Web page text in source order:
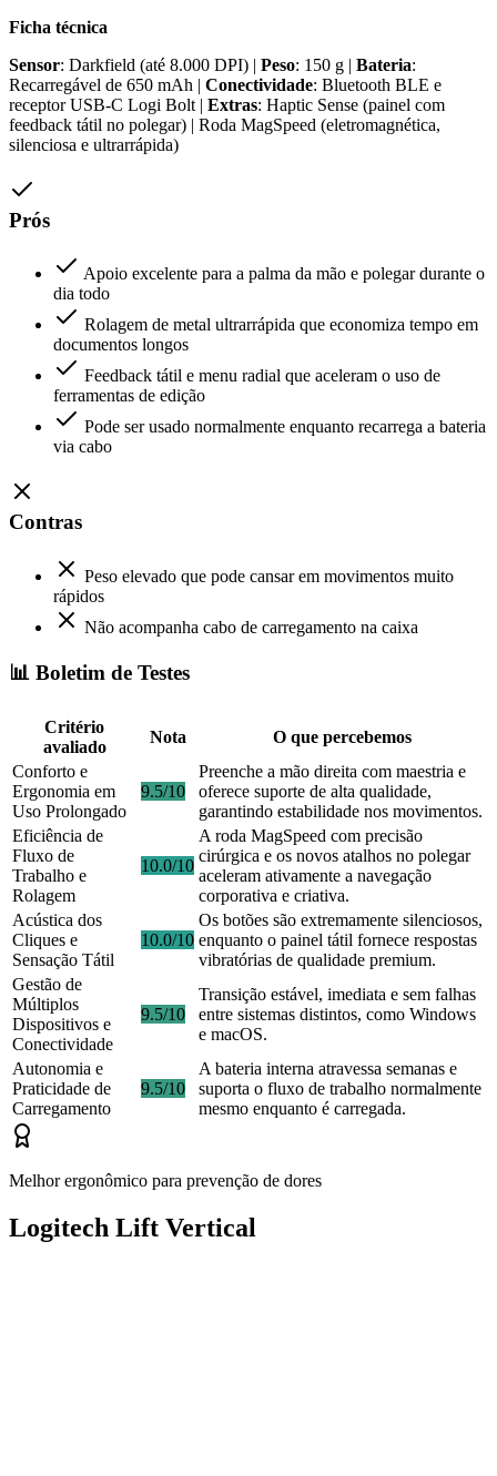
Ficha técnica
Sensor: Darkfield (até 8.000 DPI) | Peso: 150 g | Bateria:
Recarregável de 650 mAh | Conectividade: Bluetooth BLE e
receptor USB-C Logi Bolt | Extras: Haptic Sense (painel com
feedback tátil no polegar) | Roda MagSpeed (eletromagnética,
silenciosa e ultrarrápida)
Prós
Apoio excelente para a palma da mão e polegar durante o
dia todo
Rolagem de metal ultrarrápida que economiza tempo em
documentos longos
Feedback tátil e menu radial que aceleram o uso de
ferramentas de edição
Pode ser usado normalmente enquanto recarrega a bateria
via cabo
Contras
Peso elevado que pode cansar em movimentos muito
rápidos
Não acompanha cabo de carregamento na caixa
📊 Boletim de Testes
Critério
avaliado
Nota
O que percebemos
Conforto e
Ergonomia em
Uso Prolongado
9.5/10
Preenche a mão direita com maestria e
oferece suporte de alta qualidade,
garantindo estabilidade nos movimentos.
Eficiência de
Fluxo de
Trabalho e
Rolagem
10.0/10
A roda MagSpeed com precisão
cirúrgica e os novos atalhos no polegar
aceleram ativamente a navegação
corporativa e criativa.
Acústica dos
Cliques e
Sensação Tátil
10.0/10
Os botões são extremamente silenciosos,
enquanto o painel tátil fornece respostas
vibratórias de qualidade premium.
Gestão de
Múltiplos
Dispositivos e
Conectividade
9.5/10
Transição estável, imediata e sem falhas
entre sistemas distintos, como Windows
e macOS.
Autonomia e
Praticidade de
Carregamento
9.5/10
A bateria interna atravessa semanas e
suporta o fluxo de trabalho normalmente
mesmo enquanto é carregada.
Melhor ergonômico para prevenção de dores
Logitech Lift Vertical